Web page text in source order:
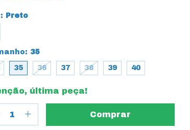
Preto
35
35 36 37 38 39 40
última peça!